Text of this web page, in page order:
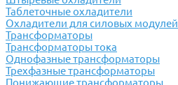
Таблеточные охладители
Охладители для силовых модулей
Трансформаторы
Трансформаторы тока
Однофазные трансформаторы
Трехфазные трансформаторы
Понижающие трансформаторы